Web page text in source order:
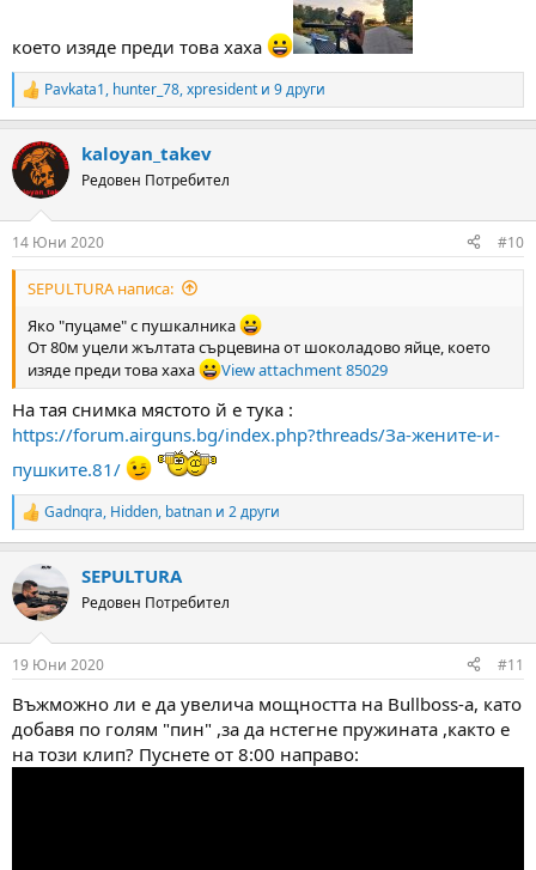
което изяде преди това хаха
R
e
c
t
i
s
:
Pavkata1, hunter_78,xpresident и 9 други
kaloyan_takev
Редовен Потребител
14 Юни 2020 #10
SEPULTURA написа:
Яко "пуцаме" с пушкалника
От 80м уцели жълтата сърцевина от шоколадово яйце, което
изяде преди това хаха
View attachment 85029
На тая снимка мястото й е тука :
https://forum.airguns.bg/index.php?threads/За-жените-и-
пушките.81/
R
e
c
t
i
s
Gadnqra, Hidden, batnan и 2 други
SEPULTURA
Редовен Потребител
19 Юни 2020 #11
Въжможно ли е да увелича мощността на Bullboss-a, като
добавя по голям "пин" ,за да нстегне пружината ,както е
на този клип? Пуснете от 8:00 направо: